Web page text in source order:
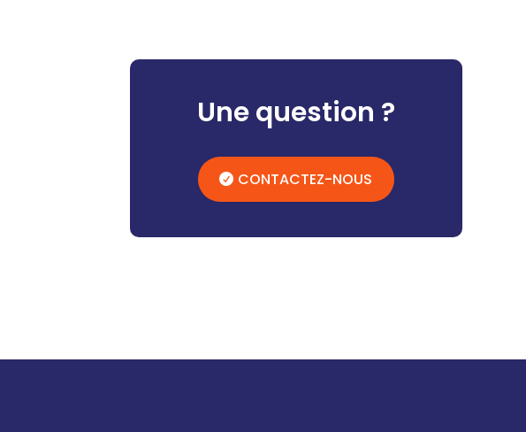
Une question ?
CONTACTEZ-NOUS